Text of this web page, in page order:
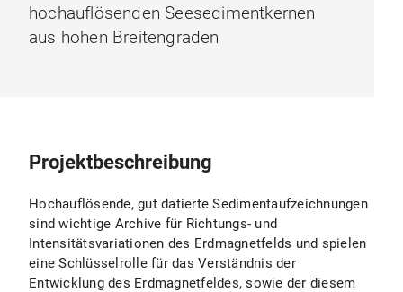
hochauflösenden Seesedimentkernen
aus hohen Breitengraden
Projektbeschreibung
Hochauflösende, gut datierte Sedimentaufzeichnungen
sind wichtige Archive für Richtungs- und
Intensitätsvariationen des Erdmagnetfelds und spielen
eine Schlüsselrolle für das Verständnis der
Entwicklung des Erdmagnetfeldes, sowie der diesem